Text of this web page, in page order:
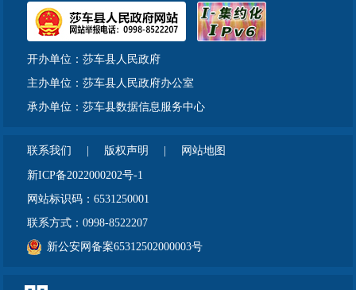
开办单位：莎车县人民政府
主办单位：莎车县人民政府办公室
承办单位：莎车县数据信息服务中心
联系我们 版权声明 网站地图
新ICP备2022000202号-1
网站标识码：6531250001
联系方式：0998-8522207
新公安网备案65312502000003号